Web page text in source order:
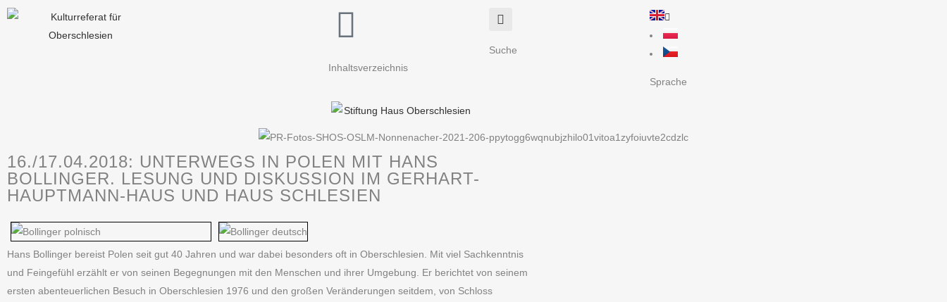
Inhaltsverzeichnis
Suche
Sprache
16./17.04.2018: UNTERWEGS IN POLEN MIT HANS
BOLLINGER. LESUNG UND DISKUSSION IM GERHART-
HAUPTMANN-HAUS UND HAUS SCHLESIEN
Hans Bollinger bereist Polen seit gut 40 Jahren und war dabei besonders oft in Oberschlesien. Mit viel Sachkenntnis
und Feingefühl erzählt er von seinen Begegnungen mit den Menschen und ihrer Umgebung. Er berichtet von seinem
ersten abenteuerlichen Besuch in Oberschlesien 1976 und den großen Veränderungen seitdem, von Schloss